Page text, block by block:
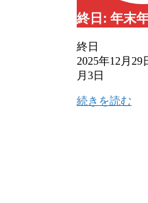
終日: 年末
終日
2025年12月29
月3日
続きを読む